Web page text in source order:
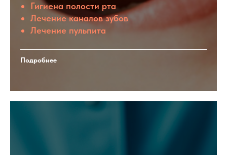
Гигиена полости рта
Лечение каналов зубов
Лечение пульпита
Подробнее